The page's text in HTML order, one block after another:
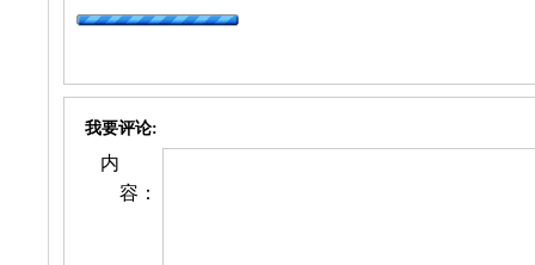
我要评论:
内
容：